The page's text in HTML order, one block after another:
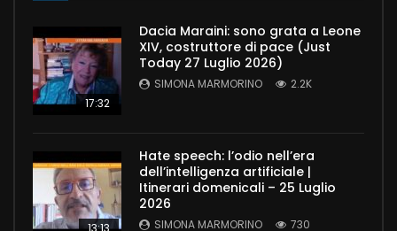
17:32
Dacia Maraini: sono grata a Leone
XIV, costruttore di pace (Just
Today 27 Luglio 2026)
SIMONA MARMORINO 2.2K
Hate speech: l’odio nell’era
dell’intelligenza artificiale |
Itinerari domenicali – 25 Luglio
2026
SIMONA MARMORINO 730